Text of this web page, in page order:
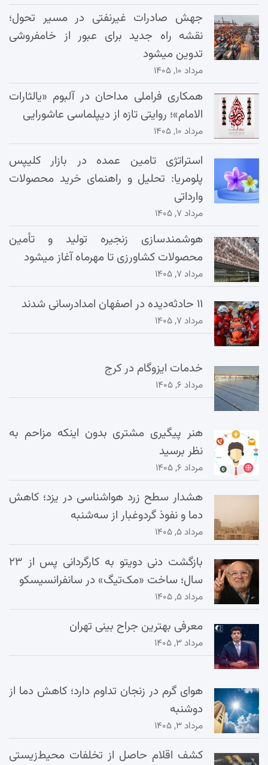
جهش صادرات غیرنفتی در مسیر تحول؛
نقشه راه جدید برای عبور از خامفروشی
تدوین میشود
مرداد ۱۰, ۱۴۰۵
همکاری فراملی مداحان در آلبوم «یالثارات
الامام»؛ روایتی تازه از دیپلماسی عاشورایی
مرداد ۱۰, ۱۴۰۵
استراتژی تامین عمده در بازار کلیپس
پلومریا: تحلیل و راهنمای خرید محصولات
وارداتی
مرداد ۷, ۱۴۰۵
هوشمندسازی زنجیره تولید و تأمین
محصولات کشاورزی تا مهرماه آغاز میشود
مرداد ۷, ۱۴۰۵
۱۱ حادثه‌دیده در اصفهان امدادرسانی شدند
مرداد ۷, ۱۴۰۵
خدمات ایزوگام در کرج
مرداد ۶, ۱۴۰۵
هنر پیگیری مشتری بدون اینکه مزاحم به
نظر برسید
مرداد ۶, ۱۴۰۵
هشدار سطح زرد هواشناسی در یزد؛ کاهش
دما و نفوذ گردوغبار از سه‌شنبه
مرداد ۵, ۱۴۰۵
بازگشت دنی دویتو به کارگردانی پس از ۲۳
سال؛ ساخت «مک‌تیگ» در سانفرانسیسکو
مرداد ۵, ۱۴۰۵
معرفی بهترین جراح بینی تهران
مرداد ۳, ۱۴۰۵
هوای گرم در زنجان تداوم دارد؛ کاهش دما از
دوشنبه
مرداد ۳, ۱۴۰۵
کشف اقلام حاصل از تخلفات محیط‌زیستی